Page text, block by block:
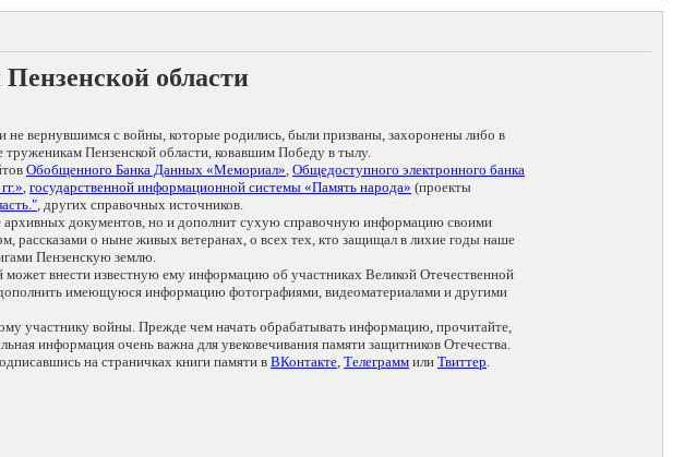
области
вернувшимся с войны, которые родились, были призваны, захоронены либо в
Пензенской области, ковавшим Победу в тылу.
Обобщенного Банка Данных «Мемориал», Общедоступного электронного банка
, государственной информационной системы «Память народа» (проекты
, других справочных источников.
архивных документов, но и дополнит сухую справочную информацию своими
рассказами о ныне живых ветеранах, о всех тех, кто защищал в лихие годы наше
Пензенскую землю.
внести известную ему информацию об участниках Великой Отечественной
имеющуюся информацию фотографиями, видеоматериалами и другими
участнику войны. Прежде чем начать обрабатывать информацию, прочитайте,
информация очень важна для увековечивания памяти защитников Отечества.
на страничках книги памяти в ВКонтакте, Телеграмм или Твиттер.